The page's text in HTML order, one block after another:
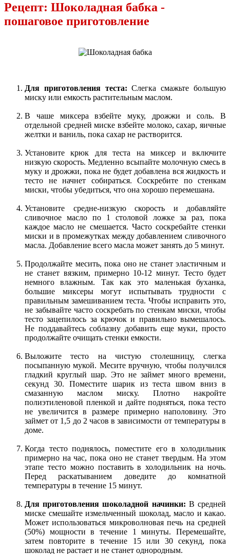
Рецепт: Шоколадная бабка -
пошаговое приготовление
Для приготовления теста: Слегка смажьте большую
миску или емкость растительным маслом.
В чаше миксера взбейте муку, дрожжи и соль. В
отдельной средней миске взбейте молоко, сахар, яичные
желтки и ваниль, пока сахар не растворится.
Установите крюк для теста на миксер и включите
низкую скорость. Медленно всыпайте молочную смесь в
муку и дрожжи, пока не будет добавлена вся жидкость и
тесто не начнет собираться. Соскребите по стенкам
миски, чтобы убедиться, что она хорошо перемешана.
Установите средне-низкую скорость и добавляйте
сливочное масло по 1 столовой ложке за раз, пока
каждое масло не смешается. Часто соскребайте стенки
миски и в промежутках между добавлением сливочного
масла. Добавление всего масла может занять до 5 минут.
Продолжайте месить, пока оно не станет эластичным и
не станет вязким, примерно 10-12 минут. Тесто будет
немного влажным. Так как это маленькая буханка,
большие миксеры могут испытывать трудности с
правильным замешиванием теста. Чтобы исправить это,
не забывайте часто соскребать по стенкам миски, чтобы
тесто зацепилось за крючок и правильно вымешалось.
Не поддавайтесь соблазну добавить еще муки, просто
продолжайте очищать стенки емкости.
Выложите тесто на чистую столешницу, слегка
посыпанную мукой. Месите вручную, чтобы получился
гладкий круглый шар. Это не займет много времени,
секунд 30. Поместите шарик из теста швом вниз в
смазанную маслом миску. Плотно накройте
полиэтиленовой пленкой и дайте подняться, пока тесто
не увеличится в размере примерно наполовину. Это
займет от 1,5 до 2 часов в зависимости от температуры в
доме.
Когда тесто поднялось, поместите его в холодильник
примерно на час, пока оно не станет твердым. На этом
этапе тесто можно поставить в холодильник на ночь.
Перед раскатыванием доведите до комнатной
температуры в течение 15 минут.
Для приготовления шоколадной начинки: В средней
миске смешайте измельченный шоколад, масло и какао.
Может использоваться микроволновая печь на средней
(50%) мощности в течение 1 минуты. Перемешайте,
затем повторите в течение 15 или 30 секунд, пока
шоколад не растает и не станет однородным.